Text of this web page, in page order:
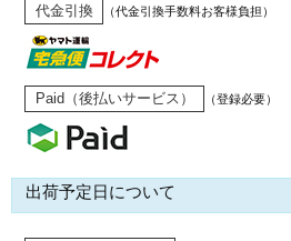
代金引換 （代金引換手数料お客様負担）
Paid（後払いサービス） （登録必要）
出荷予定日について